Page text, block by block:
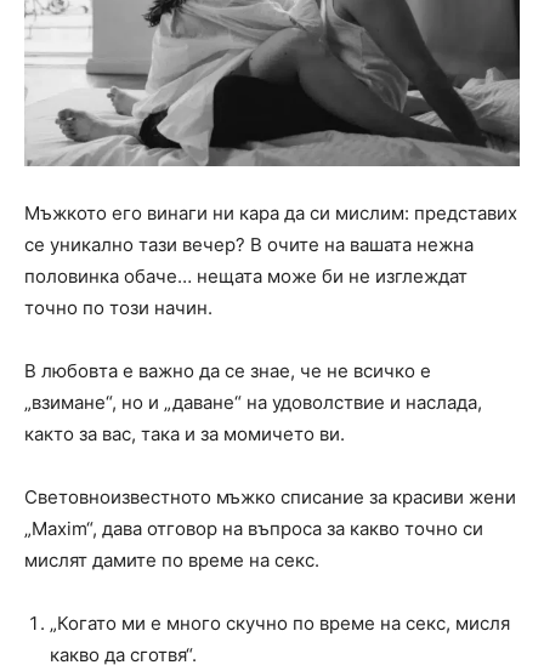
Мъжкото его винаги ни кара да си мислим: представих
се уникално тази вечер? В очите на вашата нежна
половинка обаче… нещата може би не изглеждат
точно по този начин.
В любовта е важно да се знае, че не всичко е
„взимане“, но и „даване“ на удоволствие и наслада,
както за вас, така и за момичето ви.
Световноизвестното мъжко списание за красиви жени
„Maxim“, дава отговор на въпроса за какво точно си
мислят дамите по време на секс.
„Когато ми е много скучно по време на секс, мисля
какво да сготвя“.